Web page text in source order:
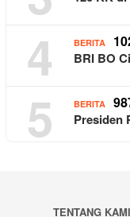
4 BERITA
BRI BO
5 BERITA
Presiden
TENTANG KAMI